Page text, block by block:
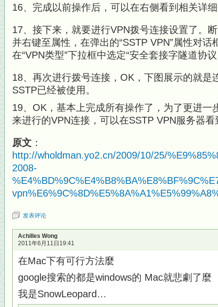
16、完成以前操作后，可以在右侧看到相关详
17、接下来，就要进行VPN拨号连接设置了。
并右键至属性，在弹出的“SSTP VPN”属性对话
在“VPN类型”下拉框中选定“安全套接字隧道协
18、再次进行拨号连接，OK，下图展示的就是
SSTP已经被使用。
19、OK，基本上完成所有操作了，为了更进一
来进行的VPN连接，可以在SSTP VPN服务器
原文 ：
http://wholdman.yo2.cn/2009/10/25/
2008-
发表评论
Achilles Wong
2011年6月11日19:41
在Mac下有可行方法麼
google搜索的都是windows的 Mac就悲劇了麼
我是SnowLeopard…